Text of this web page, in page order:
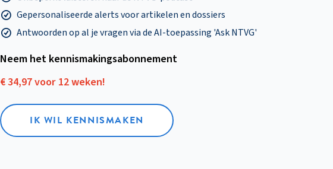
Gepersonaliseerde alerts voor artikelen en dossiers
Antwoorden op al je vragen via de AI-toepassing 'Ask NTVG'
Neem het kennismakings­abonnement
€ 34,97 voor 12 weken!
IK WIL KENNISMAKEN